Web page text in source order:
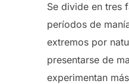
Se divide en tres
períodos de
extremos por
presentarse de
experimentan